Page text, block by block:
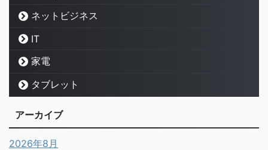
ネットビジネス
IT
家電
タブレット
アーカイブ
2026年8月